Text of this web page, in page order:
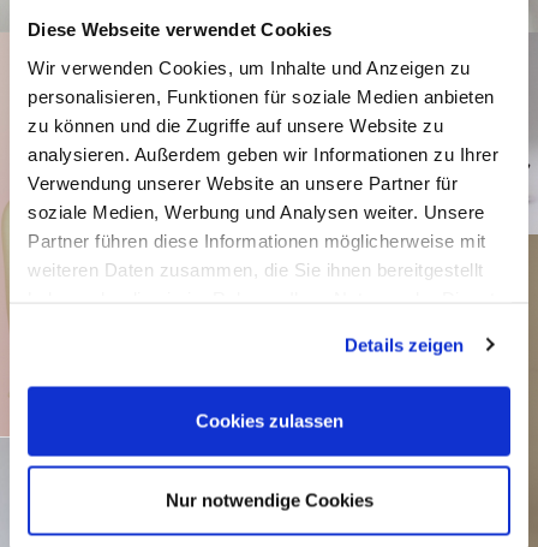
Diese Webseite verwendet Cookies
Wir verwenden Cookies, um Inhalte und Anzeigen zu
personalisieren, Funktionen für soziale Medien anbieten
zu können und die Zugriffe auf unsere Website zu
analysieren. Außerdem geben wir Informationen zu Ihrer
Verwendung unserer Website an unsere Partner für
soziale Medien, Werbung und Analysen weiter. Unsere
Partner führen diese Informationen möglicherweise mit
weiteren Daten zusammen, die Sie ihnen bereitgestellt
Details zeigen
Cookies zulassen
Nur notwendige Cookies